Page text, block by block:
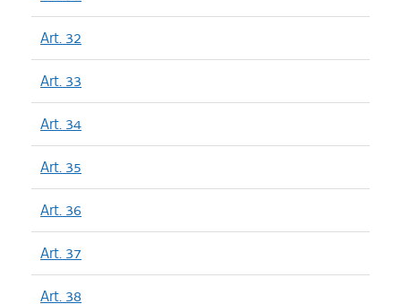
Art. 32
Art. 33
Art. 34
Art. 35
Art. 36
Art. 37
Art. 38